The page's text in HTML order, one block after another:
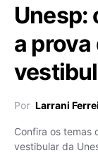
Unesp:
a prova
Por Larrani
Confira os temas
vestibular da